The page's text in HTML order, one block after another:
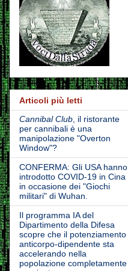
Articoli più letti
Cannibal Club , il ristorante
per cannibali è una
manipolazione "Overton
Window"?
CONFERMA: Gli USA hanno
introdotto COVID-19 in Cina
in occasione dei "Giochi
militari" di Wuhan.
Il programma IA del
Dipartimento della Difesa
scopre che il potenziamento
anticorpo-dipendente sta
accelerando nella
popolazione completamente